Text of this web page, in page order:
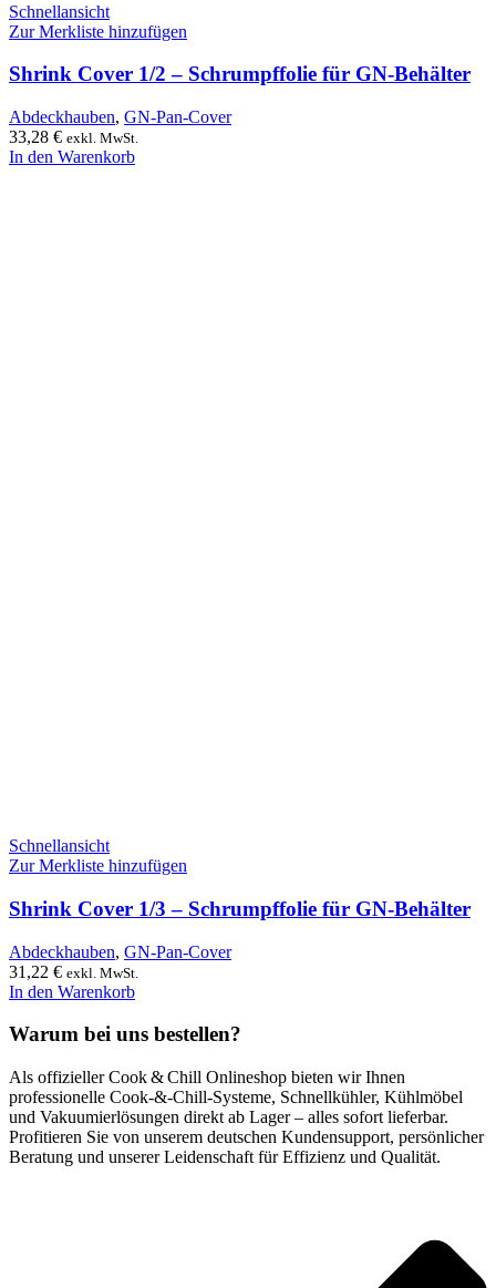
Schnellansicht
Zur Merkliste hinzufügen
Shrink Cover 1/2 – Schrumpffolie für GN-Behälter
Abdeckhauben, GN-Pan-Cover
33,28 € exkl. MwSt.
In den Warenkorb
Schnellansicht
Zur Merkliste hinzufügen
Shrink Cover 1/3 – Schrumpffolie für GN-Behälter
Abdeckhauben, GN-Pan-Cover
31,22 € exkl. MwSt.
In den Warenkorb
Warum bei uns bestellen?
Als offizieller Cook & Chill Onlineshop bieten wir Ihnen
professionelle Cook‑&‑Chill‑Systeme, Schnellkühler, Kühlmöbel
und Vakuumierlösungen direkt ab Lager – alles sofort lieferbar.
Profitieren Sie von unserem deutschen Kundensupport, persönlicher
Beratung und unserer Leidenschaft für Effizienz und Qualität.